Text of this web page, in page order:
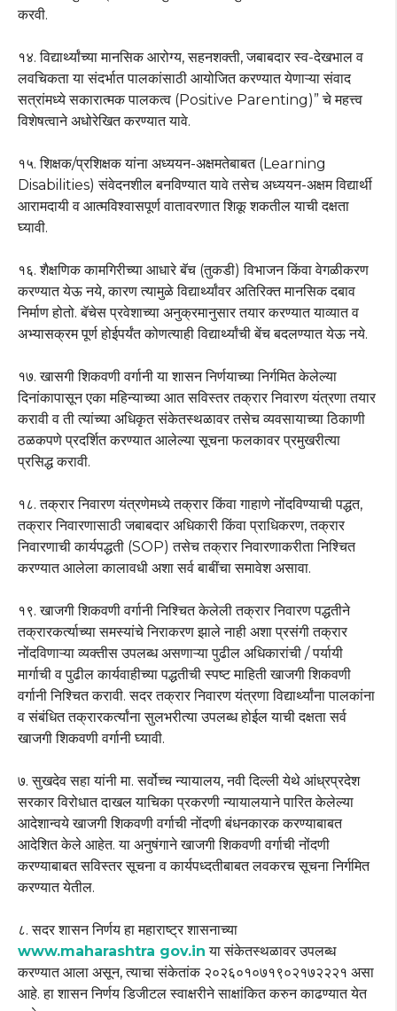
करवी.
१४. विद्यार्थ्यांच्या मानसिक आरोग्य, सहनशक्ती, जबाबदार स्व-देखभाल व
लवचिकता या संदर्भात पालकांसाठी आयोजित करण्यात येणाऱ्या संवाद
सत्रांमध्ये सकारात्मक पालकत्व (Positive Parenting)” चे महत्त्व
विशेषत्वाने अधोरेखित करण्यात यावे.
१५. शिक्षक/प्रशिक्षक यांना अध्ययन-अक्षमतेबाबत (Learning
Disabilities) संवेदनशील बनविण्यात यावे तसेच अध्ययन-अक्षम विद्यार्थी
आरामदायी व आत्मविश्वासपूर्ण वातावरणात शिकू शकतील याची दक्षता
घ्यावी.
१६. शैक्षणिक कामगिरीच्या आधारे बॅच (तुकडी) विभाजन किंवा वेगळीकरण
करण्यात येऊ नये, कारण त्यामुळे विद्यार्थ्यांवर अतिरिक्त मानसिक दबाव
निर्माण होतो. बॅचेस प्रवेशाच्या अनुक्रमानुसार तयार करण्यात याव्यात व
अभ्यासक्रम पूर्ण होईपर्यंत कोणत्याही विद्यार्थ्यांची बेंच बदलण्यात येऊ नये.
१७. खासगी शिकवणी वर्गानी या शासन निर्णयाच्या निर्गमित केलेल्या
दिनांकापासून एका महिन्याच्या आत सविस्तर तक्रार निवारण यंत्रणा तयार
करावी व ती त्यांच्या अधिकृत संकेतस्थळावर तसेच व्यवसायाच्या ठिकाणी
ठळकपणे प्रदर्शित करण्यात आलेल्या सूचना फलकावर प्रमुखरीत्या
प्रसिद्ध करावी.
१८. तक्रार निवारण यंत्रणेमध्ये तक्रार किंवा गाहाणे नोंदविण्याची पद्धत,
तक्रार निवारणासाठी जबाबदार अधिकारी किंवा प्राधिकरण, तक्रार
निवारणाची कार्यपद्धती (SOP) तसेच तक्रार निवारणाकरीता निश्चित
करण्यात आलेला कालावधी अशा सर्व बाबींचा समावेश असावा.
१९. खाजगी शिकवणी वर्गानी निश्चित केलेली तक्रार निवारण पद्धतीने
तक्रारकर्त्याच्या समस्यांचे निराकरण झाले नाही अशा प्रसंगी तक्रार
नोंदविणाऱ्या व्यक्तीस उपलब्ध असणाऱ्या पुढील अधिकारांची / पर्यायी
मार्गाची व पुढील कार्यवाहीच्या पद्धतीची स्पष्ट माहिती खाजगी शिकवणी
वर्गानी निश्चित करावी. सदर तक्रार निवारण यंत्रणा विद्यार्थ्यांना पालकांना
व संबंधित तक्रारकर्त्यांना सुलभरीत्या उपलब्ध होईल याची दक्षता सर्व
खाजगी शिकवणी वर्गानी घ्यावी.
७. सुखदेव सहा यांनी मा. सर्वोच्च न्यायालय, नवी दिल्ली येथे आंध्रप्रदेश
सरकार विरोधात दाखल याचिका प्रकरणी न्यायालयाने पारित केलेल्या
आदेशान्वये खाजगी शिकवणी वर्गाची नोंदणी बंधनकारक करण्याबाबत
आदेशित केले आहेत. या अनुषंगाने खाजगी शिकवणी वर्गाची नोंदणी
करण्याबाबत सविस्तर सूचना व कार्यपध्दतीबाबत लवकरच सूचना निर्गमित
करण्यात येतील.
८. सदर शासन निर्णय हा महाराष्ट्र शासनाच्या
www.maharashtra gov.in या संकेतस्थळावर उपलब्ध
करण्यात आला असून, त्याचा संकेतांक २०२६०१०७१९०२१७२२२१ असा
आहे. हा शासन निर्णय डिजीटल स्वाक्षरीने साक्षांकित करुन काढण्यात येत